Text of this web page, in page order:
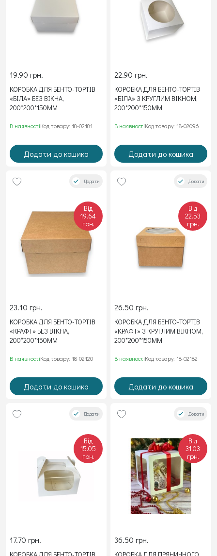
19.90 грн.
КОРОБКА ДЛЯ БЕНТО-ТОРТІВ
«БІЛА» БЕЗ ВІКНА,
200*200*150ММ
В наявностіКод товару: 18-02181
Додати до кошика
22.90 грн.
КОРОБКА ДЛЯ БЕНТО-ТОРТІВ
«БІЛА» З КРУГЛИМ ВІКНОМ,
200*200*150ММ
В наявностіКод товару: 18-02096
Додати до кошика
Додати
Від
19.64
грн.
23.10 грн.
КОРОБКА ДЛЯ БЕНТО-ТОРТІВ
«КРАФТ» БЕЗ ВІКНА,
200*200*150ММ
В наявностіКод товару: 18-02120
Додати до кошика
Додати
Від
22.53
грн.
26.50 грн.
КОРОБКА ДЛЯ БЕНТО-ТОРТІВ
«КРАФТ» З КРУГЛИМ ВІКНОМ,
200*200*150ММ
В наявностіКод товару: 18-02182
Додати до кошика
Додати
Від
15.05
грн.
17.70 грн.
Додати
Від
31.03
грн.
36.50 грн.